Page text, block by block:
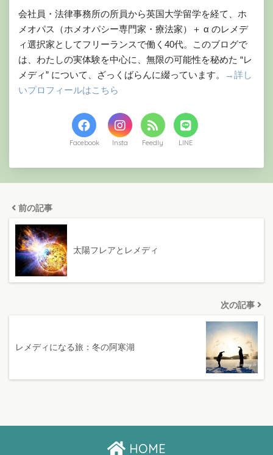
会社員・法律事務所の所員から英国大学留学を経て、ホ
メオパス（ホメオパシー専門家・療法家）＋ α のレメデ
ィ選択家としてフリーランスで働く40代。このブログで
は、わたしの実体験を中心に、無限の可能性を秘めた “レ
メディ” について、ざっくばらんに綴っています。
→詳し
いプロフィールはこちら
Facebook Feedly LINE
前の記事
太陽フレアとレメディ
次の記事
レメディになる旅：冬の阿寒湖
HOME